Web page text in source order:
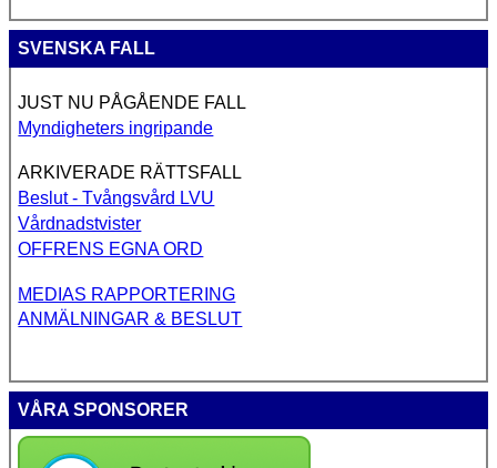
SVENSKA FALL
JUST NU PÅGÅENDE FALL
Myndigheters ingripande
ARKIVERADE RÄTTSFALL
Beslut - Tvångsvård LVU
Vårdnadstvister
OFFRENS EGNA ORD
MEDIAS RAPPORTERING
ANMÄLNINGAR & BESLUT
VÅRA SPONSORER